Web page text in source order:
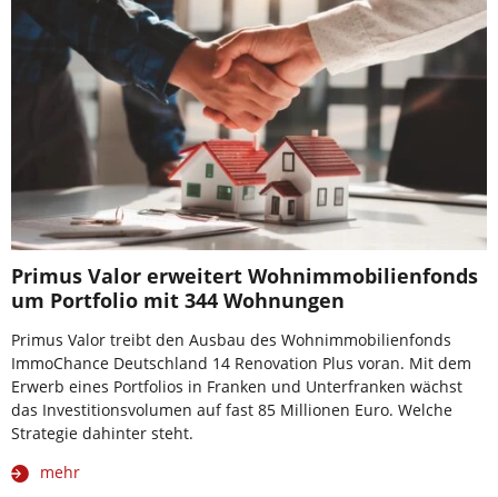
Primus Valor erweitert Wohnimmobilienfonds
um Portfolio mit 344 Wohnungen
Primus Valor treibt den Ausbau des Wohnimmobilienfonds
ImmoChance Deutschland 14 Renovation Plus voran. Mit dem
Erwerb eines Portfolios in Franken und Unterfranken wächst
das Investitionsvolumen auf fast 85 Millionen Euro. Welche
Strategie dahinter steht.
mehr